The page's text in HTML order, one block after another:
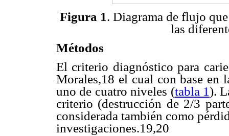
Figura 1. Diagrama de flujo
las
Métodos
El criterio diagnóstico para
Morales,18 el cual con base en
uno de cuatro niveles (tabla 1).
criterio (destrucción de 2/3
considerada también como
investigaciones.19,20